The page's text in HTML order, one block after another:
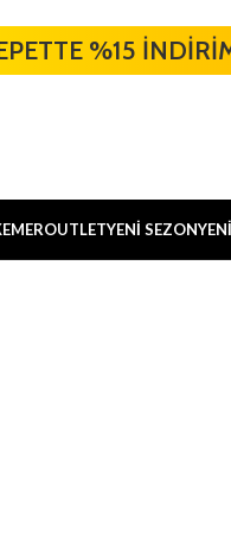
%15
OUTLETYENİ SEZONYENİ